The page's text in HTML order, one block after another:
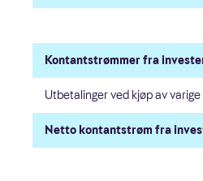
Kontantstrømmer fra
Utbetalinger ved kjøp av
Netto kontantstrøm fra